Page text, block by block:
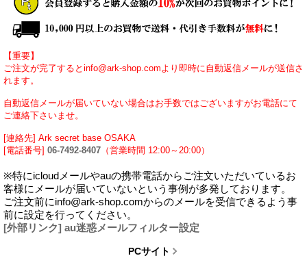
【重要】
ご注文が完了するとinfo@ark-shop.comより即時に自動返信メールが送信さ
れます。
自動返信メールが届いていない場合はお手数ではございますがお電話にて
ご連絡下さいませ。
[連絡先] Ark secret base OSAKA
[電話番号] 06-7492-8407 （営業時間 12:00～20:00）
※特にicloudメールやauの携帯電話からご注文いただいているお
客様にメールが届いていないという事例が多発しております。
ご注文前にinfo@ark-shop.comからのメールを受信できるよう事
前に設定を行ってください。
[外部リンク] au迷惑メールフィルター設定
PCサイト